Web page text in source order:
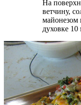
На
ветчину,
майонезом
духовке 10